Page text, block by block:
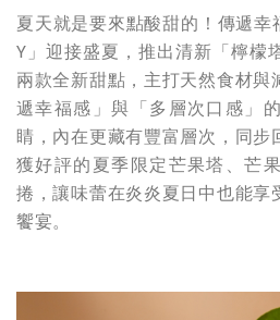
夏天就是要來點酸甜的！傳遞幸
Y」迎接盛夏，推出清新「檸檬
兩款全新甜點，主打天然食材
遞幸福感」與「多層次口感」
睛，內在更藏有豐富層次，同步
獲好評的夏季限定芒果塔、芒
捲，讓味蕾在炎炎夏日中也能享
饗宴。